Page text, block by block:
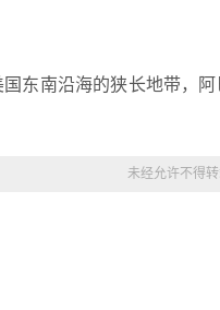
东南沿海的狭长地带，
未经允许不得转